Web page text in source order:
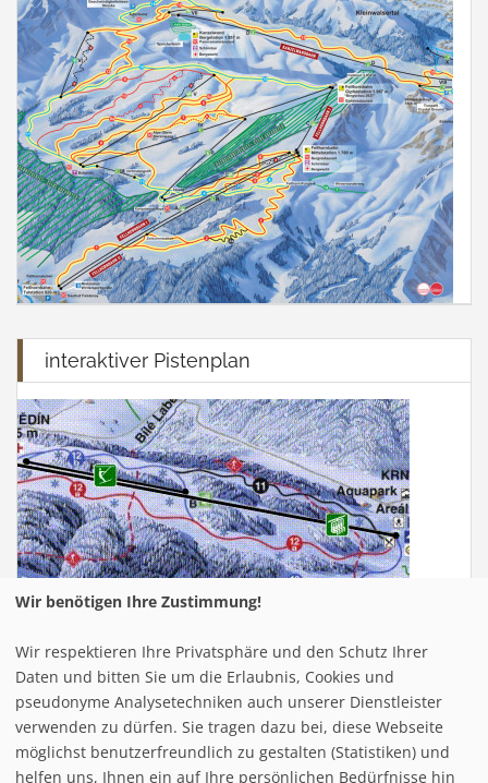
interaktiver Pistenplan
Infrastuktur Fellhorn - Kanzelwand
Loipe/Langlauf:
Snow tubing:
Eislaufen:
Wir benötigen Ihre Zustimmung!
Wir respektieren Ihre Privatsphäre und den Schutz Ihrer
Daten und bitten Sie um die Erlaubnis, Cookies und
pseudonyme Analysetechniken auch unserer Dienstleister
verwenden zu dürfen. Sie tragen dazu bei, diese Webseite
möglichst benutzerfreundlich zu gestalten (Statistiken) und
helfen uns, Ihnen ein auf Ihre persönlichen Bedürfnisse hin